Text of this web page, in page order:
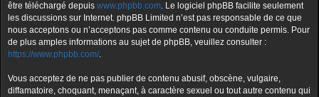
être téléchargé depuis www.phpbb.com. Le logiciel phpBB facilite seulement
les discussions sur Internet. phpBB Limited n’est pas responsable de ce que
nous acceptons ou n’acceptons pas comme contenu ou conduite permis. Pour
de plus amples informations au sujet de phpBB, veuillez consulter :
https://www.phpbb.com/.
Vous acceptez de ne pas publier de contenu abusif, obscène, vulgaire,
diffamatoire, choquant, menaçant, à caractère sexuel ou tout autre contenu qui